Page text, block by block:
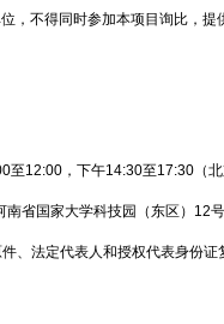
，不得同时参加本项目询比，
至12:00 ，下午14:30至17:30 （
省国家大学科技园（东区） 12
、法定代表人和授权代表身份证